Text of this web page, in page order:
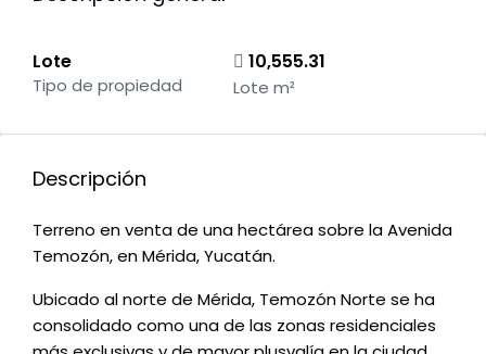
Lote
Tipo de propiedad
10,555.31
Lote m²
Descripción
Terreno en venta de una hectárea sobre la Avenida
Temozón, en Mérida, Yucatán.
Ubicado al norte de Mérida, Temozón Norte se ha
consolidado como una de las zonas residenciales